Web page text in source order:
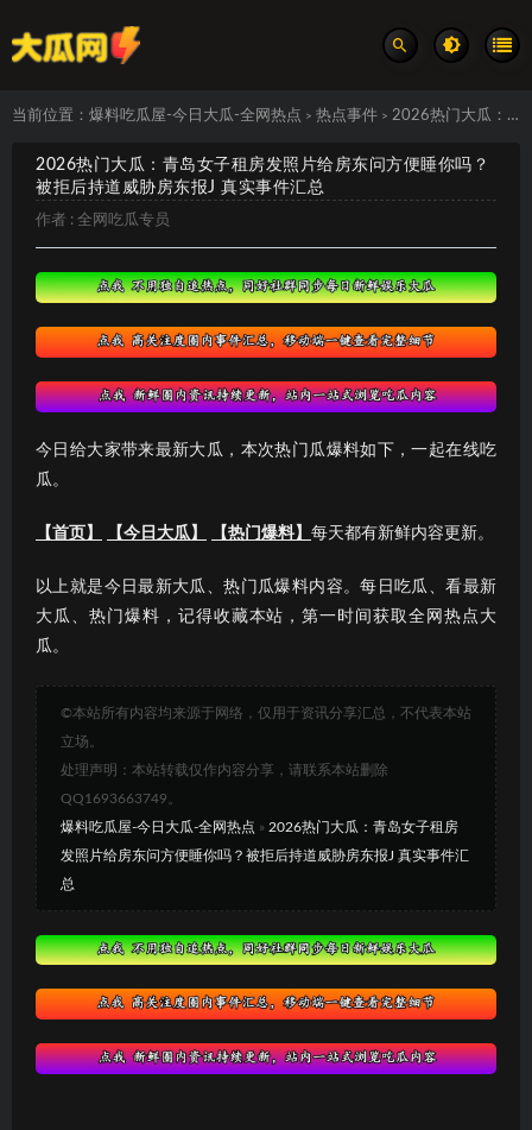
当前位置： 爆料吃瓜屋-今日大瓜-全网热点 > 热点事件 > 2026热门大瓜：青岛女子租房发照片给房东问方便睡你吗？被拒后持道威胁房东报J 真实事件汇总
2026热门大瓜：青岛女子租房发照片给房东问方便睡你吗？
被拒后持道威胁房东报J 真实事件汇总
作者 : 全网吃瓜专员
今日给大家带来最新大瓜，本次热门瓜爆料如下，一起在线吃
瓜。
【首页】 【今日大瓜】 【热门爆料】 每天都有新鲜内容更新。
以上就是今日最新大瓜、热门瓜爆料内容。每日吃瓜、看最新
大瓜、热门爆料，记得收藏本站，第一时间获取全网热点大
瓜。
©本站所有内容均来源于网络，仅用于资讯分享汇总，不代表本站
立场。
处理声明：本站转载仅作内容分享，请联系本站删除
QQ1693663749。
爆料吃瓜屋-今日大瓜-全网热点 » 2026热门大瓜：青岛女子租房
发照片给房东问方便睡你吗？被拒后持道威胁房东报J 真实事件汇
总